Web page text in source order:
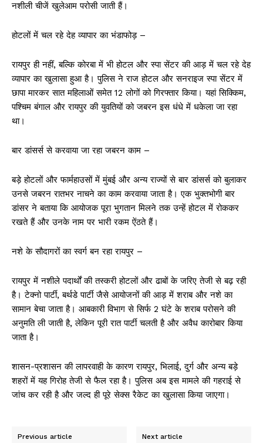
नशीली चीजें खुलेआम परोसी जाती हैं।
होटलों में चल रहे देह व्यापार का भंडाफोड़ –
रायपुर ही नहीं, बल्कि कोरबा में भी होटल और स्पा सेंटर की आड़ में चल रहे देह
व्यापार का खुलासा हुआ है। पुलिस ने राज होटल और सनराइज स्पा सेंटर में
छापा मारकर सात महिलाओं समेत 12 लोगों को गिरफ्तार किया। यहां सिक्किम,
पश्चिम बंगाल और रायपुर की युवतियों को जबरन इस धंधे में धकेला जा रहा
था।
बार डांसर्स से करवाया जा रहा जबरन काम –
बड़े होटलों और फार्महाउसों में मुंबई और अन्य राज्यों से बार डांसर्स को बुलाकर
उनसे जबरन रातभर नाचने का काम करवाया जाता है। एक भुक्तभोगी बार
डांसर ने बताया कि आयोजक पूरा भुगतान मिलने तक उन्हें होटल में रोककर
रखते हैं और उनके नाम पर भारी रकम ऐंठते हैं।
नशे के सौदागरों का स्वर्ग बन रहा रायपुर –
रायपुर में नशीले पदार्थों की तस्करी होटलों और ढाबों के जरिए तेजी से बढ़ रही
है। टेक्नो पार्टी, बर्थडे पार्टी जैसे आयोजनों की आड़ में शराब और नशे का
सामान बेचा जाता है। आबकारी विभाग से सिर्फ 2 घंटे के शराब परोसने की
अनुमति ली जाती है, लेकिन पूरी रात पार्टी चलती है और अवैध कारोबार किया
जाता है।
शासन-प्रशासन की लापरवाही के कारण रायपुर, भिलाई, दुर्ग और अन्य बड़े
शहरों में यह गिरोह तेजी से फैल रहा है। पुलिस अब इस मामले की गहराई से
जांच कर रही है और जल्द ही पूरे सेक्स रैकेट का खुलासा किया जाएगा।
Previous article Next article